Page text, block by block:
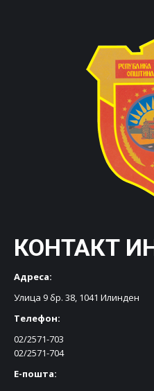
КОНТАКТ
Адреса:
Улица 9 бр. 38, 1041 Илинден
Телефон:
02/2571-703
02/2571-704
Е-пошта: